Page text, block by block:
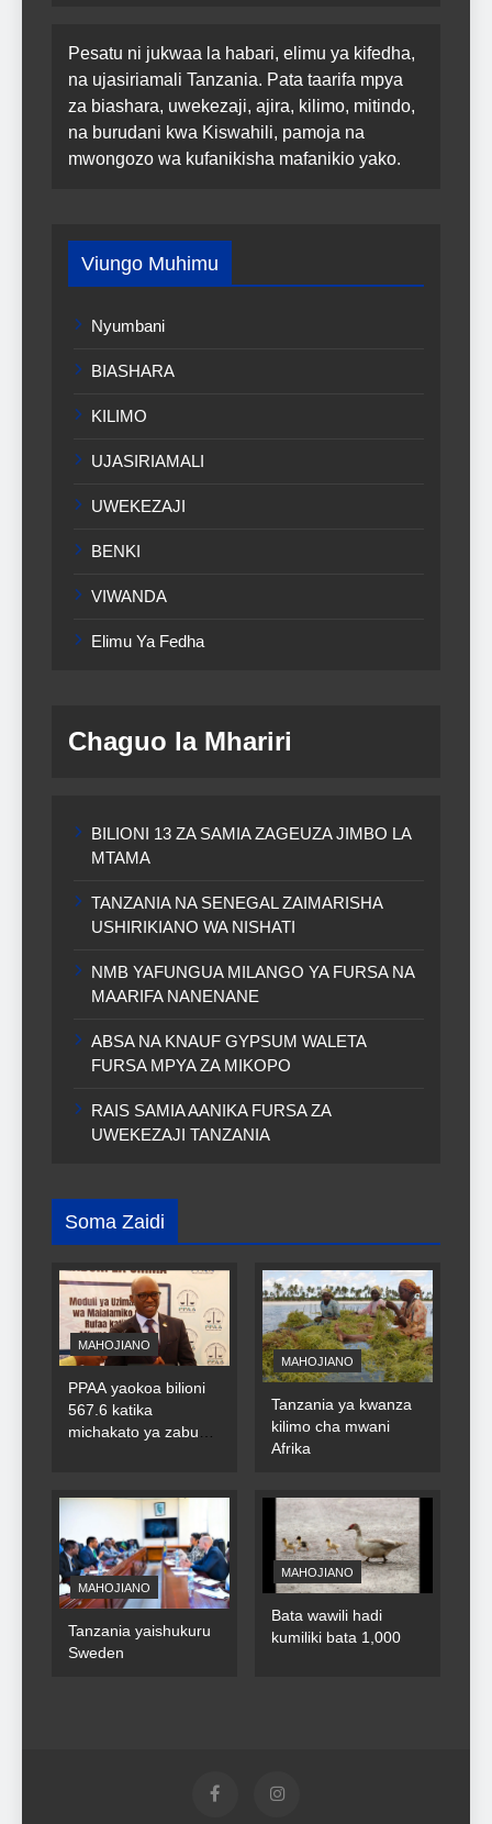
Pesatu ni jukwaa la habari, elimu ya kifedha,
na ujasiriamali Tanzania. Pata taarifa mpya
za biashara, uwekezaji, ajira, kilimo, mitindo,
na burudani kwa Kiswahili, pamoja na
mwongozo wa kufanikisha mafanikio yako.
Viungo Muhimu
Nyumbani
BIASHARA
KILIMO
UJASIRIAMALI
UWEKEZAJI
BENKI
VIWANDA
Elimu Ya Fedha
Chaguo la Mhariri
BILIONI 13 ZA SAMIA ZAGEUZA JIMBO LA
MTAMA
TANZANIA NA SENEGAL ZAIMARISHA
USHIRIKIANO WA NISHATI
NMB YAFUNGUA MILANGO YA FURSA NA
MAARIFA NANENANE
ABSA NA KNAUF GYPSUM WALETA
FURSA MPYA ZA MIKOPO
RAIS SAMIA AANIKA FURSA ZA
UWEKEZAJI TANZANIA
Soma Zaidi
MAHOJIANO
PPAA yaokoa bilioni
567.6 katika
michakato ya zabuni
MAHOJIANO
Tanzania ya kwanza
kilimo cha mwani
Afrika
MAHOJIANO
Tanzania yaishukuru
Sweden
MAHOJIANO
Bata wawili hadi
kumiliki bata 1,000